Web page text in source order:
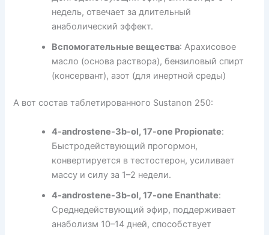
недель, отвечает за длительный
анаболический эффект.
Вспомогательные вещества: Арахисовое
масло (основа раствора), бензиловый спирт
(консервант), азот (для инертной среды)
А вот состав таблетированного Sustanon 250:
4-androstene-3b-ol, 17-one Propionate:
Быстродействующий прогормон,
конвертируется в тестостерон, усиливает
массу и силу за 1–2 недели.
4-androstene-3b-ol, 17-one Enanthate:
Среднедействующий эфир, поддерживает
анаболизм 10–14 дней, способствует